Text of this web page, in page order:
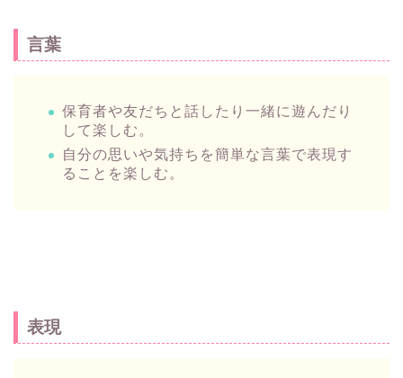
言葉
保育者や友だちと話したり一緒に遊んだり
して楽しむ。
自分の思いや気持ちを簡単な言葉で表現す
ることを楽しむ。
表現